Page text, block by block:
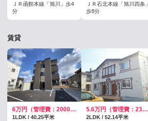
ＪＲ函館本線「旭川」歩4
分
ＪＲ石北本線「旭川四条」
歩8分
賃貸
6万円（管理費：2000円）
1LDK / 40.25平米
5.6万円（管理費：2300円）
2LDK / 52.14平米